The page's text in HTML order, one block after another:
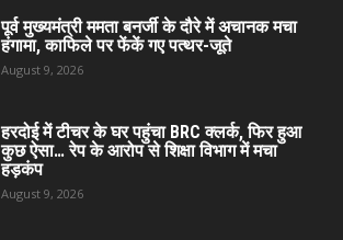
पूर्व मुख्यमंत्री ममता बनर्जी के दौरे में अचानक मचा
हंगामा, काफिले पर फेंकें गए पत्थर-जूते
August 9, 2026
हरदोई में टीचर के घर पहुंचा BRC क्लर्क, फिर हुआ
कुछ ऐसा… रेप के आरोप से शिक्षा विभाग में मचा
हड़कंप
August 9, 2026